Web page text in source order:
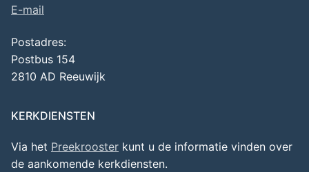
E-mail
Postadres:
Postbus 154
2810 AD Reeuwijk
KERKDIENSTEN
Via het Preekrooster kunt u de informatie vinden over
de aankomende kerkdiensten.